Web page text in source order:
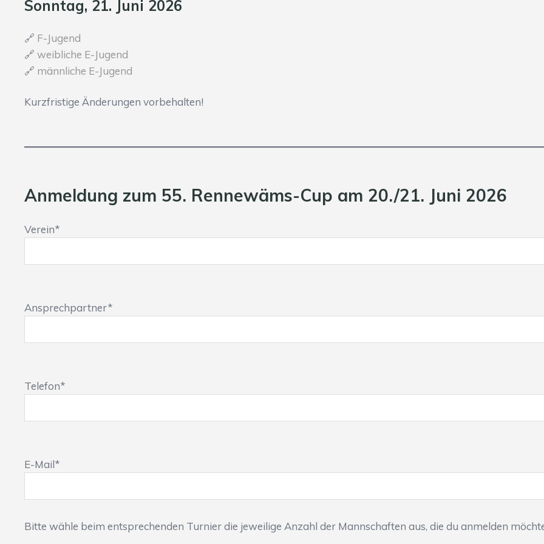
Sonntag, 21. Juni 2026
🔗 F-Jugend
🔗 weibliche E-Jugend
🔗 männliche E-Jugend
Kurzfristige Änderungen vorbehalten!
Anmeldung zum 55. Rennewäms-Cup am 20./21. Juni 2026
Verein*
Ansprechpartner*
Telefon*
E-Mail*
Bitte wähle beim entsprechenden Turnier die jeweilige Anzahl der Mannschaften aus, die du anmelden